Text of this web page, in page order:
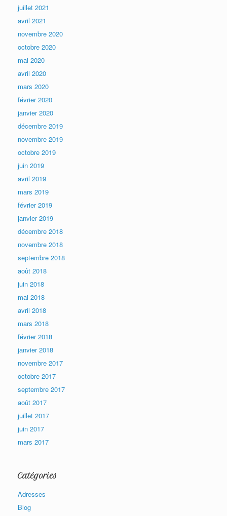
juillet 2021
avril 2021
novembre 2020
octobre 2020
mai 2020
avril 2020
mars 2020
février 2020
janvier 2020
décembre 2019
novembre 2019
octobre 2019
juin 2019
avril 2019
mars 2019
février 2019
janvier 2019
décembre 2018
novembre 2018
septembre 2018
août 2018
juin 2018
mai 2018
avril 2018
mars 2018
février 2018
janvier 2018
novembre 2017
octobre 2017
septembre 2017
août 2017
juillet 2017
juin 2017
mars 2017
Catégories
Adresses
Blog